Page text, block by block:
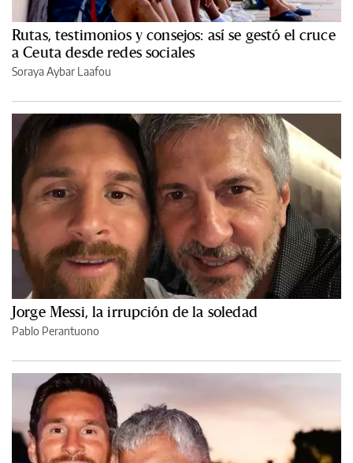
Rutas, testimonios y consejos: así se gestó el cruce
a Ceuta desde redes sociales
Soraya Aybar Laafou
Jorge Messi, la irrupción de la soledad
Pablo Perantuono